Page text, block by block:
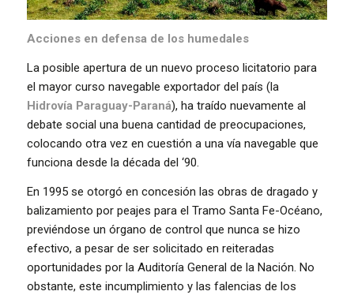
Acciones en defensa de los humedales
La posible apertura de un nuevo proceso licitatorio para
el mayor curso navegable exportador del país (la
Hidrovía Paraguay-Paraná), ha traído nuevamente al
debate social una buena cantidad de preocupaciones,
colocando otra vez en cuestión a una vía navegable que
funciona desde la década del ‘90.
En 1995 se otorgó en concesión las obras de dragado y
balizamiento por peajes para el Tramo Santa Fe-Océano,
previéndose un órgano de control que nunca se hizo
efectivo, a pesar de ser solicitado en reiteradas
oportunidades por la Auditoría General de la Nación. No
obstante, este incumplimiento y las falencias de los